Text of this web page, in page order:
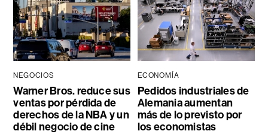
NEGOCIOS
Warner Bros. reduce sus
ventas por pérdida de
derechos de la NBA y un
débil negocio de cine
ECONOMÍA
Pedidos industriales de
Alemania aumentan
más de lo previsto por
los economistas